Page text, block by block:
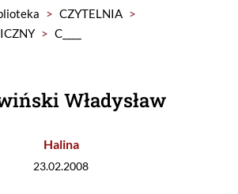
> CZYTELNIA >
> C____
Władysław
Halina
23.02.2008